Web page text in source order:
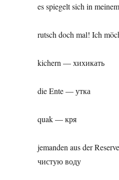
es spiegelt sich in
rutsch doch mal! Ich
kichern — хихикать
die Ente — утка
quak — кря
jemanden aus der
чистую воду